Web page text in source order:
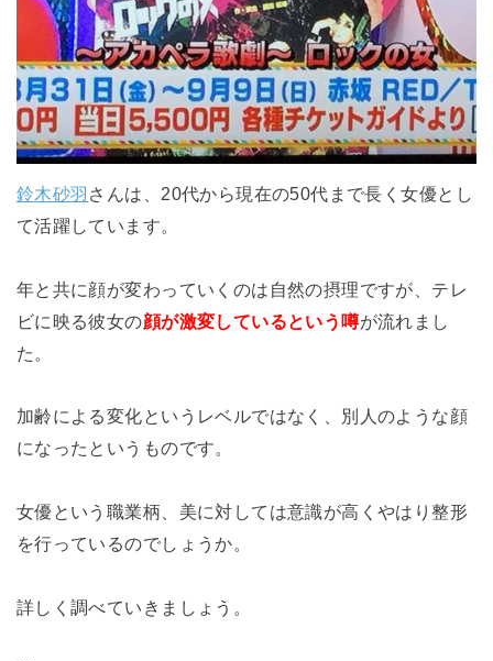
鈴木砂羽 さんは、20代から現在の50代まで長く女優とし
て活躍しています。
年と共に顔が変わっていくのは自然の摂理ですが、テレ
ビに映る彼女の顔が激変しているという噂が流れまし
た。
加齢による変化というレベルではなく、別人のような顔
になったというものです。
女優という職業柄、美に対しては意識が高くやはり整形
を行っているのでしょうか。
詳しく調べていきましょう。